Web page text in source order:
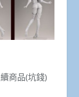
商品(坑錢)